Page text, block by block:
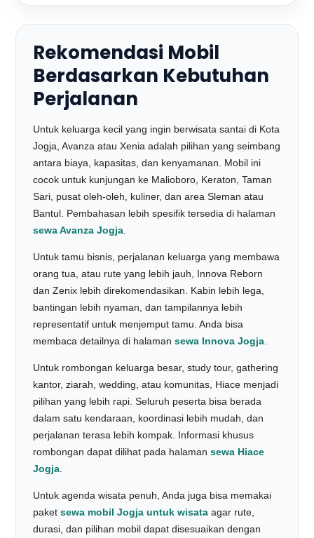
Rekomendasi Mobil
Berdasarkan Kebutuhan
Perjalanan
Untuk keluarga kecil yang ingin berwisata santai di Kota
Jogja, Avanza atau Xenia adalah pilihan yang seimbang
antara biaya, kapasitas, dan kenyamanan. Mobil ini
cocok untuk kunjungan ke Malioboro, Keraton, Taman
Sari, pusat oleh-oleh, kuliner, dan area Sleman atau
Bantul. Pembahasan lebih spesifik tersedia di halaman
sewa Avanza Jogja
Untuk tamu bisnis, perjalanan keluarga yang membawa
orang tua, atau rute yang lebih jauh, Innova Reborn
dan Zenix lebih direkomendasikan. Kabin lebih lega,
bantingan lebih nyaman, dan tampilannya lebih
representatif untuk menjemput tamu. Anda bisa
membaca detailnya di halamansewa Innova Jogja
Untuk rombongan keluarga besar, study tour, gathering
kantor, ziarah, wedding, atau komunitas, Hiace menjadi
pilihan yang lebih rapi. Seluruh peserta bisa berada
dalam satu kendaraan, koordinasi lebih mudah, dan
perjalanan terasa lebih kompak. Informasi khusus
rombongan dapat dilihat pada halamansewa Hiace
Jogja
Untuk agenda wisata penuh, Anda juga bisa memakai
paketsewa mobil Jogja untuk wisata agar rute,
durasi, dan pilihan mobil dapat disesuaikan dengan